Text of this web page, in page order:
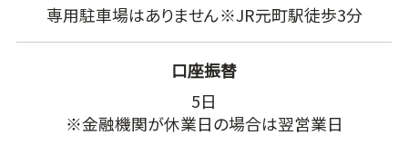
専用駐車場はありません※JR元町駅徒歩3分
口座振替
5日
※金融機関が休業日の場合は翌営業日